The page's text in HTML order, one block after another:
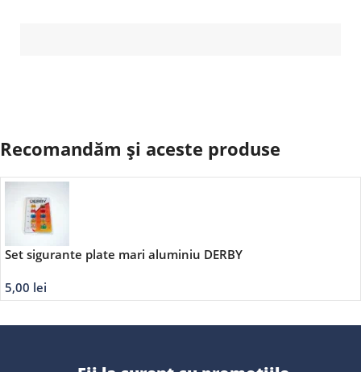
Recomandăm și aceste produse
Set sigurante plate mari aluminiu DERBY
5,00 lei